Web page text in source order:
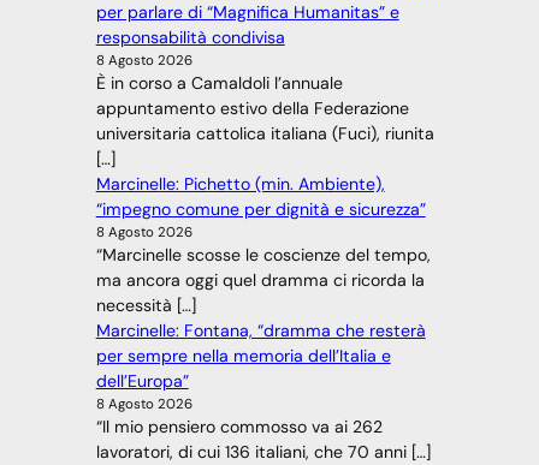
per parlare di “Magnifica Humanitas” e
responsabilità condivisa
8 Agosto 2026
È in corso a Camaldoli l’annuale
appuntamento estivo della Federazione
universitaria cattolica italiana (Fuci), riunita
[…]
Marcinelle: Pichetto (min. Ambiente),
“impegno comune per dignità e sicurezza”
8 Agosto 2026
“Marcinelle scosse le coscienze del tempo,
ma ancora oggi quel dramma ci ricorda la
necessità […]
Marcinelle: Fontana, “dramma che resterà
per sempre nella memoria dell’Italia e
dell’Europa”
8 Agosto 2026
“Il mio pensiero commosso va ai 262
lavoratori, di cui 136 italiani, che 70 anni […]